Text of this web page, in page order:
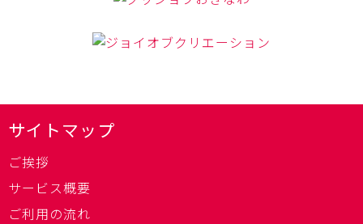
サイトマップ
ご挨拶
サービス概要
ご利用の流れ